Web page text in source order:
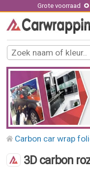
Grote voorraad
Carbon car wrap
3D carbon